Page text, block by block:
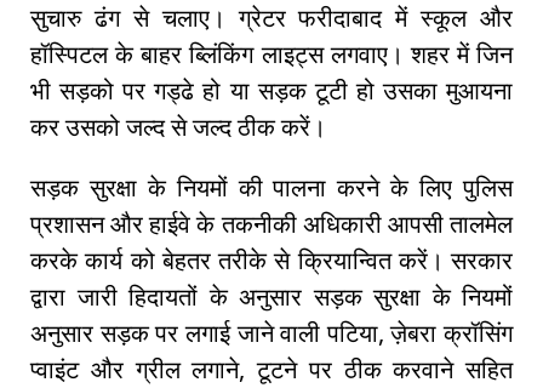
सुचारु ढंग से चलाए। ग्रेटर फरीदाबाद में स्कूल और
हॉस्पिटल के बाहर ब्लिंकिंग लाइट्स लगवाए। शहर में जिन
भी सड़को पर गड्ढे हो या सड़क टूटी हो उसका मुआयना
कर उसको जल्द से जल्द ठीक करें।
सड़क सुरक्षा के नियमों की पालना करने के लिए पुलिस
प्रशासन और हाईवे के तकनीकी अधिकारी आपसी तालमेल
करके कार्य को बेहतर तरीके से क्रियान्वित करें। सरकार
द्वारा जारी हिदायतों के अनुसार सड़क सुरक्षा के नियमों
अनुसार सड़क पर लगाई जाने वाली पटिया, ज़ेबरा क्रॉसिंग
प्वाइंट और ग्रील लगाने, टूटने पर ठीक करवाने सहित